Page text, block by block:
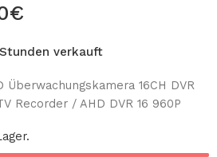
€
verkauft
16CH DVR
Recorder / AHD DVR 16 960P